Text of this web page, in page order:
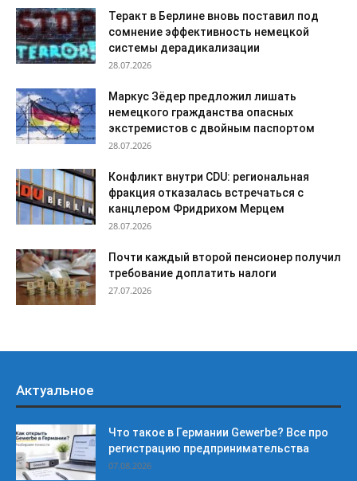
Теракт в Берлине вновь поставил под
сомнение эффективность немецкой
системы дерадикализации
28.07.2026
Маркус Зёдер предложил лишать
немецкого гражданства опасных
экстремистов с двойным паспортом
28.07.2026
Конфликт внутри CDU: региональная
фракция отказалась встречаться с
канцлером Фридрихом Мерцем
28.07.2026
Почти каждый второй пенсионер получил
требование доплатить налоги
27.07.2026
Актуальное
Что такое в Германии Gewerbe? Все про
регистрацию предпринимательства
07.08.2026